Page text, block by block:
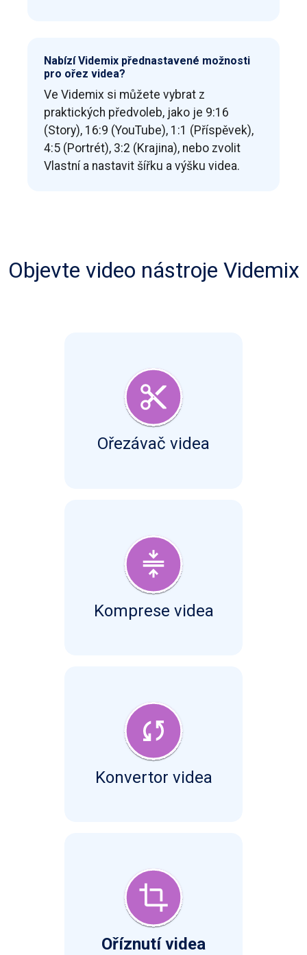
Nabízí Videmix přednastavené možnosti
pro ořez videa?
Ve Videmix si můžete vybrat z
praktických předvoleb, jako je 9:16
(Story), 16:9 (YouTube), 1:1 (Příspěvek),
4:5 (Portrét), 3:2 (Krajina), nebo zvolit
Vlastní a nastavit šířku a výšku videa.
Objevte video nástroje Videmix
Ořezávač videa
Komprese videa
Konvertor videa
Oříznutí videa